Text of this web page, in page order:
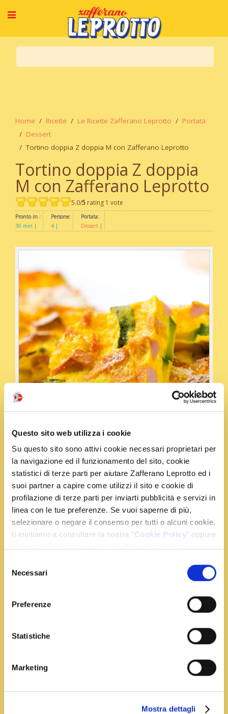
Questo sito web utilizza i cookie
Su questo sito sono attivi cookie necessari proprietari per
la navigazione ed il funzionamento del sito, cookie
statistici di terze parti per aiutare Zafferano Leprotto ed i
suoi partner a capire come utilizzi il sito e cookie di
profilazione di terze parti per inviarti pubblicità e servizi in
linea con le tue preferenze. Se vuoi saperne di più,
selezionare o negare il consenso per tutti o alcuni cookie,
ti invitiamo a consultare la nostra "Cookie Policy" oppure
delNecessari
Preferenze
Statistiche
Marketing
Mostra dettagli
Home Ricette Le Ricette Zafferano Leprotto
Portata
Dessert
Tortino doppia Z doppia M con Zafferano Leprotto
Tortino doppia Z doppia
M con Zafferano Leprotto
5.0/5 rating 1 vote
Pronto in :
30 min
Persone:
4
Portata:
Dessert
Condividi la ricetta
Ingredienti
1 porro
q.b. pangrattato